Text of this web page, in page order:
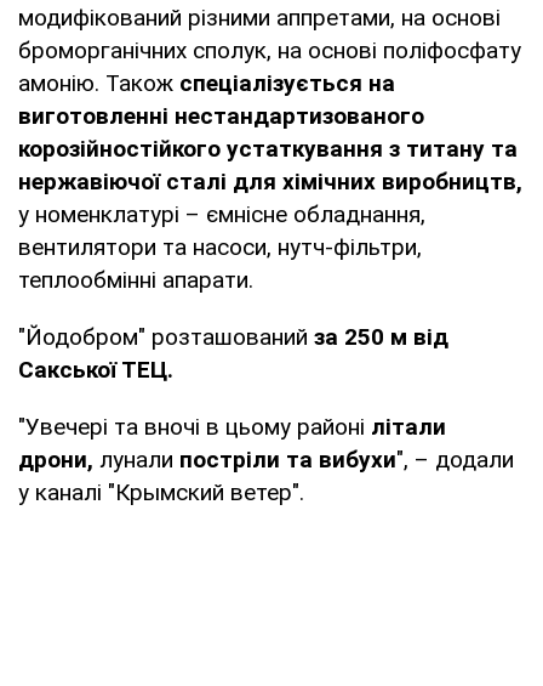
модифікований різними аппретами, на основі
броморганічних сполук, на основі поліфосфату
амонію. Також спеціалізується на
виготовленні нестандартизованого
корозійностійкого устаткування з титану та
нержавіючої сталі для хімічних виробництв,
у номенклатурі – ємнісне обладнання,
вентилятори та насоси, нутч-фільтри,
теплообмінні апарати.
"Йодобром" розташований за 250 м від
Сакської ТЕЦ.
"Увечері та вночі в цьому районі літали
дрони, лунали постріли та вибухи", – додали
у каналі "Крымский ветер".